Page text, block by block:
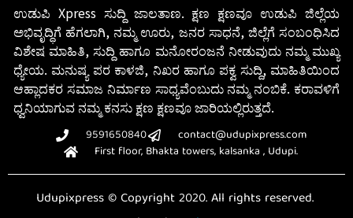
ಉಡುಪಿ Xpress ಸುದ್ದಿ ಜಾಲತಾಣ. ಕ್ಷಣ ಕ್ಷಣವೂ ಉಡುಪಿ ಜಿಲ್ಲೆಯ
ಅಭಿವೃದ್ಧಿಗೆ ಹೆಗಲಾಗಿ, ನಮ್ಮ ಊರು, ಜನರ ಸಾಧನೆ, ಜಿಲ್ಲೆಗೆ ಸಂಬಂಧಿಸಿದ
ವಿಶೇಷ ಮಾಹಿತಿ, ಸುದ್ದಿ ಹಾಗೂ ಮನೋರಂಜನೆ ನೀಡುವುದು ನಮ್ಮ ಮುಖ್ಯ
ಧ್ಯೇಯ. ಮನುಷ್ಯ ಪರ ಕಾಳಜಿ, ನಿಖರ ಹಾಗೂ ಪಕ್ವ ಸುದ್ದಿ, ಮಾಹಿತಿಯಿಂದ
ಆಹ್ಲಾದಕರ ಸಮಾಜ ನಿರ್ಮಾಣ ಸಾಧ್ಯವೆಂಬುದು ನಮ್ಮ ನಂಬಿಕೆ. ಕರಾವಳಿಗೆ
ಧ್ವನಿಯಾಗುವ ನಮ್ಮ ಕನಸು ಕ್ಷಣ ಕ್ಷಣವೂ ಜಾರಿಯಲ್ಲಿರುತ್ತದೆ.
9591650840
contact@udupixpress.com
First floor, Bhakta towers, kalsanka , Udupi.
Udupixpress © Copyright 2020. All rights reserved.